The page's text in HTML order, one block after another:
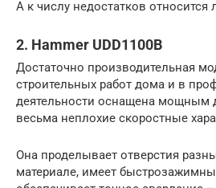
А к числу недостатков относится
2. Hammer UDD1100B
Достаточно производительная
строительных работ дома и в
деятельности оснащена мощным
весьма неплохие скоростные
Она проделывает отверстия
материале, имеет